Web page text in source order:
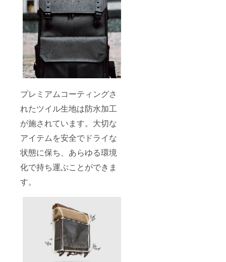
プレミアムコーティングさ
れたツイル生地は防水加工
が施されています。大切な
アイテムを安全でドライな
状態に保ち、あらゆる環境
化で持ち運ぶことができま
す。